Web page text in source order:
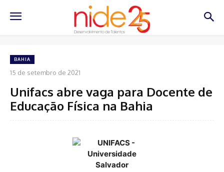
BAHIA
15 de setembro de 2021
Unifacs abre vaga para Docente de
Educação Física na Bahia